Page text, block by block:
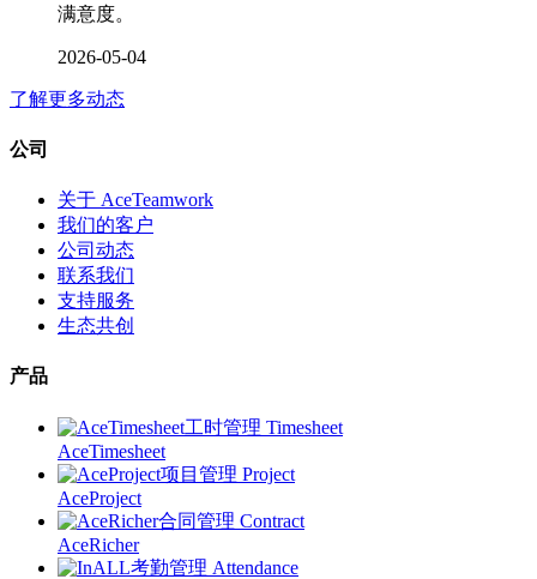
满意度。
2026-05-04
了解更多动态
公司
关于 AceTeamwork
我们的客户
公司动态
联系我们
支持服务
生态共创
产品
工时管理 Timesheet
AceTimesheet
项目管理 Project
AceProject
合同管理 Contract
AceRicher
考勤管理 Attendance